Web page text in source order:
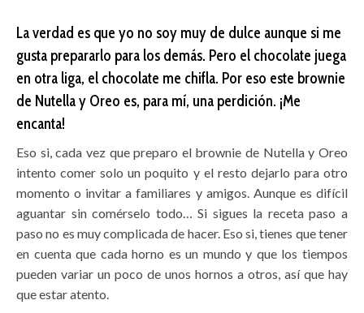
La verdad es que yo no soy muy de dulce aunque si me
gusta prepararlo para los demás. Pero el chocolate juega
en otra liga, el chocolate me chifla. Por eso este brownie
de Nutella y Oreo es, para mí, una perdición. ¡Me
encanta!
Eso si, cada vez que preparo el brownie de Nutella y Oreo
intento comer solo un poquito y el resto dejarlo para otro
momento o invitar a familiares y amigos. Aunque es difícil
aguantar sin comérselo todo… Si sigues la receta paso a
paso no es muy complicada de hacer. Eso si, tienes que tener
en cuenta que cada horno es un mundo y que los tiempos
pueden variar un poco de unos hornos a otros, así que hay
que estar atento.